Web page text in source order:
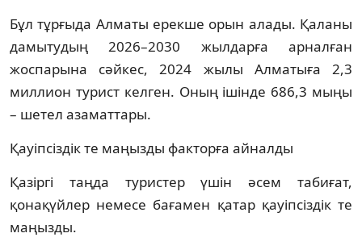
Бұл тұрғыда Алматы ерекше орын алады. Қаланы
дамытудың 2026–2030 жылдарға арналған
жоспарына сәйкес, 2024 жылы Алматыға 2,3
миллион турист келген. Оның ішінде 686,3 мыңы
– шетел азаматтары.
Қауіпсіздік те маңызды факторға айналды
Қазіргі таңда туристер үшін әсем табиғат,
қонақүйлер немесе бағамен қатар қауіпсіздік те
маңызды.